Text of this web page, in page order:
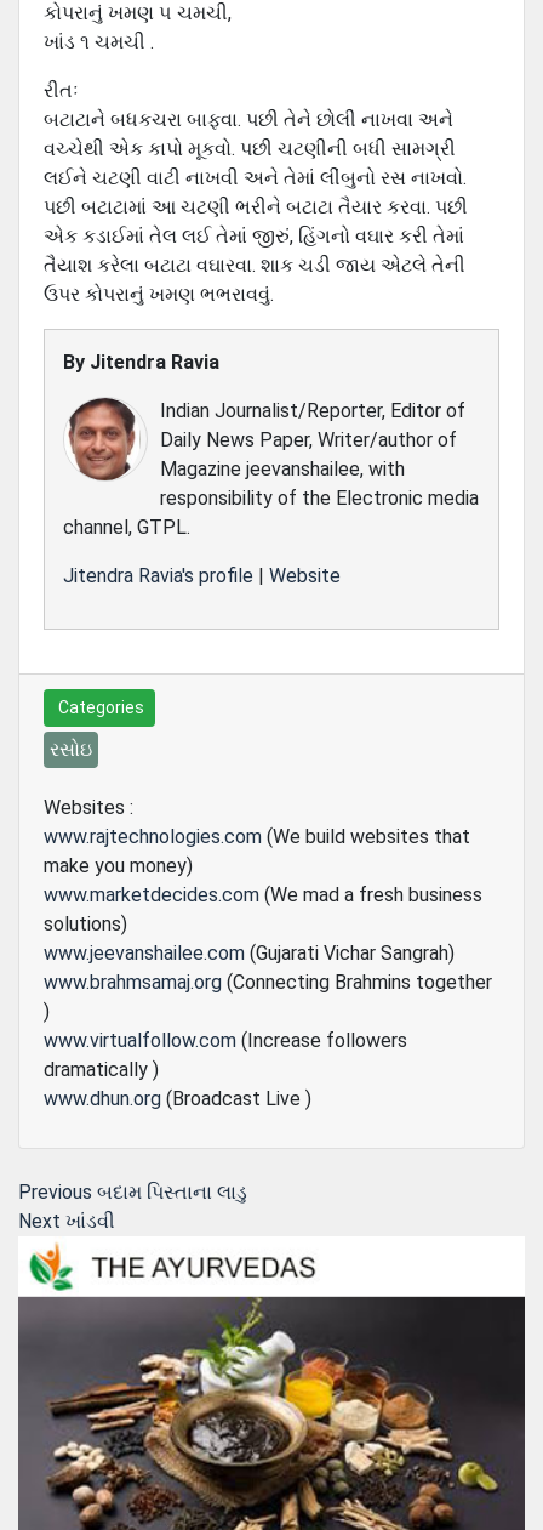
કોપરાનું ખમણ ૫ ચમચી,
ખાંડ ૧ ચમચી .
રીતઃ
બટાટાને બધકચરા બાફવા. પછી તેને છોલી નાખવા અને
વચ્‍ચેથી એક કાપો મૂકવો. પછી ચટણીની બધી સામગ્રી
લઈને ચટણી વાટી નાખવી અને તેમાં લીંબુનો રસ નાખવો.
પછી બટાટામાં આ ચટણી ભરીને બટાટા તૈયાર કરવા. પછી
એક કડાઈમાં તેલ લઈ તેમાં જીરું, હિંગનો વઘાર કરી તેમાં
તૈયાશ કરેલા બટાટા વઘારવા. શાક ચડી જાય એટલે તેની
ઉપર કોપરાનું ખમણ ભભરાવવું.
By Jitendra Ravia
Indian Journalist/Reporter, Editor of
Daily News Paper, Writer/author of
Magazine jeevanshailee, with
responsibility of the Electronic media
channel, GTPL.
Jitendra Ravia's profile | Website
Categories
રસોઇ
Websites :
www.rajtechnologies.com (We build websites that
make you money)
www.marketdecides.com (We mad a fresh business
solutions)
www.jeevanshailee.com (Gujarati Vichar Sangrah)
www.brahmsamaj.org (Connecting Brahmins together
)
www.virtualfollow.com (Increase followers
dramatically )
www.dhun.org (Broadcast Live )
Post
navigation
Previous Previous
post:
બદામ પિસ્‍તાના લાડુ
Next Next
ખાંડવી